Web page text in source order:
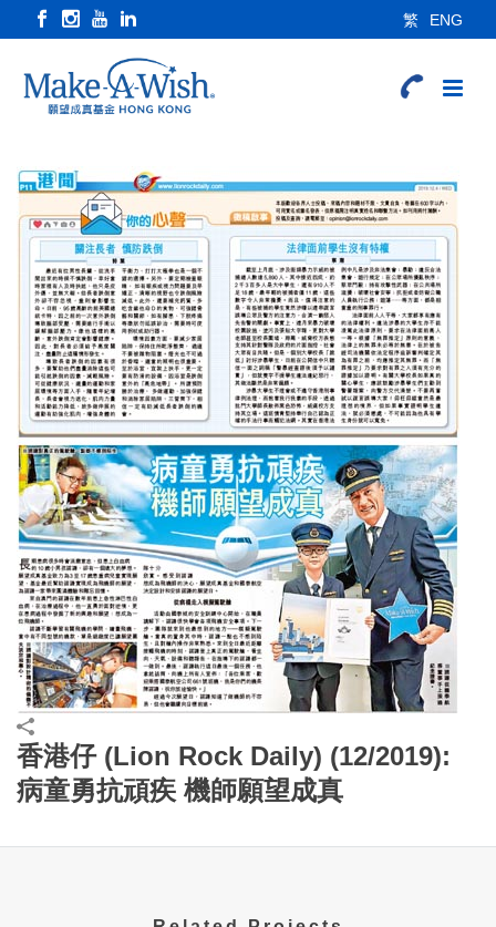
繁 ENG
香港仔 (Lion Rock Daily) (12/2019):
病童勇抗頑疾 機師願望成真